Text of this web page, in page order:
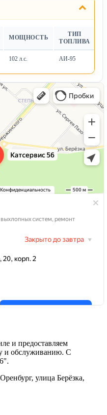
МОЩНОСТЬ
ТИП
ТОПЛИВА
102 л.с. АИ-95
и предоставляем
и обслуживанию. С
улица Берёзка,